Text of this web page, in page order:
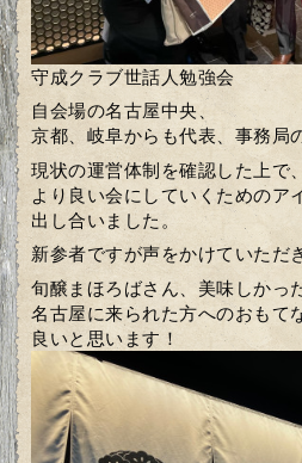
守成クラブ世話人勉強会
自会場の名古屋中央、
京都、岐阜からも代表、事務局
現状の運営体制を確認した上で、
より良い会にしていくためのア
出し合いました。
新参者ですが声をかけていただ
旬醸まほろばさん、美味しかっ
名古屋に来られた方へのおもて
良いと思います！